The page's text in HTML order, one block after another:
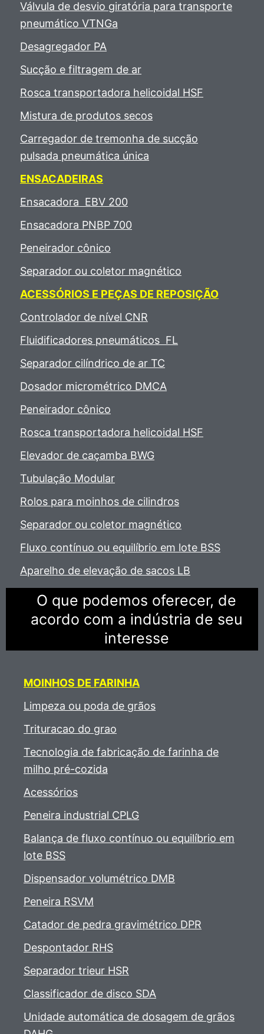
Válvula de desvio giratória para transporte
pneumático VTNGa
Desagregador PA
Sucção e filtragem de ar
Rosca transportadora helicoidal HSF
Mistura de produtos secos
Carregador de tremonha de sucção
pulsada pneumática única
ENSACADEIRAS
Ensacadora EBV 200
Ensacadora PNBP 700
Peneirador cônico
Separador ou coletor magnético
ACESSÓRIOS E PEÇAS DE REPOSIÇÃO
Controlador de nível CNR
Fluidificadores pneumáticos FL
Separador cilíndrico de ar TC
Dosador micrométrico DMCA
Peneirador cônico
Rosca transportadora helicoidal HSF
Elevador de caçamba BWG
Tubulação Modular
Rolos para moinhos de cilindros
Separador ou coletor magnético
Fluxo contínuo ou equilíbrio em lote BSS
Aparelho de elevação de sacos LB
O que podemos oferecer, de
acordo com a indústria de seu
interesse
MOINHOS DE FARINHA
Limpeza ou poda de grãos
Trituracao do grao
Tecnologia de fabricação de farinha de
milho pré-cozida
Acessórios
Peneira industrial CPLG
Balança de fluxo contínuo ou equilíbrio em
lote BSS
Dispensador volumétrico DMB
Peneira RSVM
Catador de pedra gravimétrico DPR
Despontador RHS
Separador trieur HSR
Classificador de disco SDA
Unidade automática de dosagem de grãos